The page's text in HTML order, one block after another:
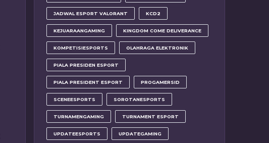
JADWAL ESPORT VALORANT KCD2
KEJUARAANGAMING KINGDOM COME DELIVERANCE
KOMPETISIESPORTS OLAHRAGA ELEKTRONIK
PIALA PRESIDEN ESPORT
PIALA PRESIDENT ESPORT PROGAMERSID
SCENEESPORTS SOROTANESPORTS
TURNAMENGAMING TURNAMENT ESPORT
UPDATEESPORTS UPDATEGAMING